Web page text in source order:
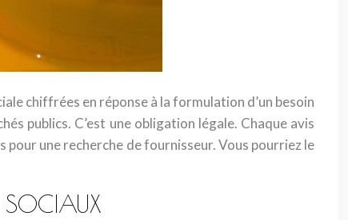
chiffrées en réponse à la formulation d’un besoin
publics. C’est une obligation légale. Chaque avis
pour une recherche de fournisseur. Vous pourriez le
SOCIAUX